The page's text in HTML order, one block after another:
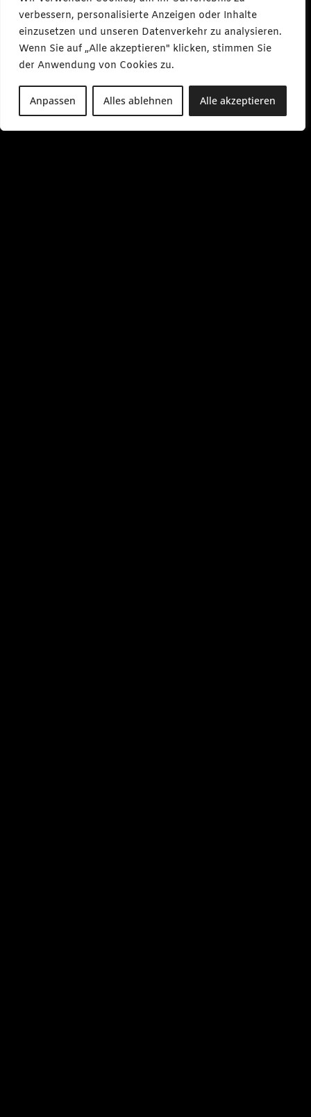
verbessern, personalisierte Anzeigen oder Inhalte
einzusetzen und unseren Datenverkehr zu analysieren.
Wenn Sie auf „Alle akzeptieren" klicken, stimmen Sie
der Anwendung von Cookies zu.
Anpassen Alles ablehnen Alle akzeptieren